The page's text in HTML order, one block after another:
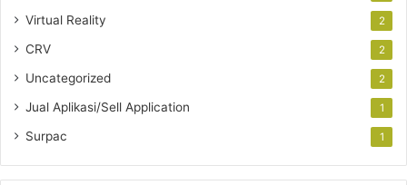
Virtual Reality 2
CRV 2
Uncategorized 2
Jual Aplikasi/Sell Application 1
Surpac 1